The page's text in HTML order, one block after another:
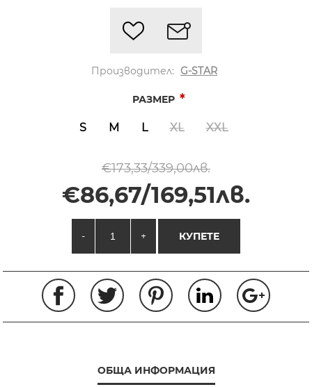
Производител: G-STAR
РАЗМЕР *
S M L XL XXL
€173,33/339,00лв.
€86,67/169,51лв.
- + КУПЕТЕ
ОБЩА ИНФОРМАЦИЯ